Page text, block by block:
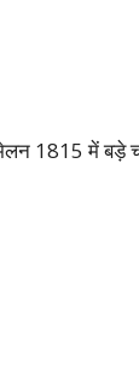
1815 में बड़े